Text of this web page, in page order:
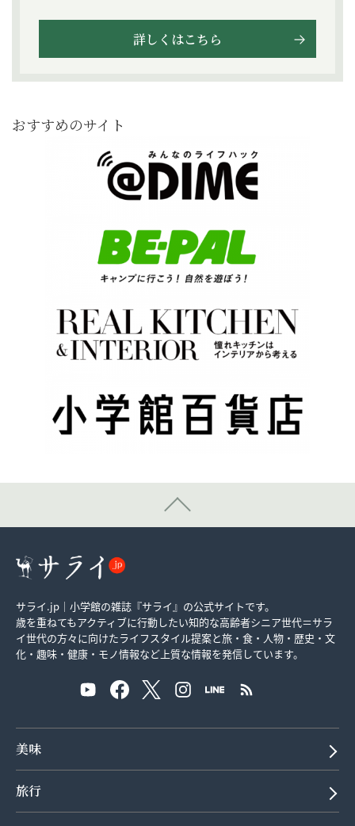
詳しくはこちら
おすすめのサイト
サライ.jp｜小学館の雑誌『サライ』の公式サイトです。
歳を重ねてもアクティブに行動したい知的な高齢者シニア世代＝サラ
イ世代の方々に向けたライフスタイル提案と旅・食・人物・歴史・文
化・趣味・健康・モノ情報など上質な情報を発信しています。
美味
旅行